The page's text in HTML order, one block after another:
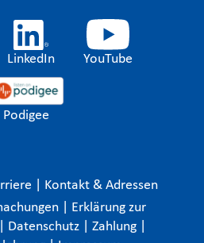
LinkedIn YouTube
Podigee
Kontakt & Adressen
Erklärung zur
Datenschutz Zahlung